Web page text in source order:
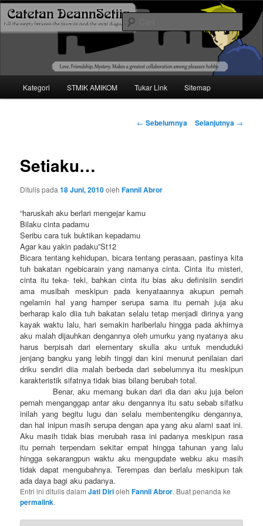
Catetan DS
Mari bermimpi dan ciptakan kehendak
Langsung
utama
Kategori STMIK AMIKOM Tukar Link Sitemap
Navigasi
← Sebelumnya Selanjutnya →
Setiaku…
Ditulis pada18 Juni, 2010olehFannil Abror
“haruskah aku berlari mengejar kamu
Bilaku cinta padamu
Seribu cara tuk buktikan kepadamu
Agar kau yakin padaku”St12
Bicara tentang kehidupan, bicara tentang perasaan, pastinya kita
tuh bakatan ngebicarain yang namanya cinta. Cinta itu misteri,
cinta itu teka- teki, bahkan cinta itu bias aku definisiin sendiri
ama musibah meskipun pada kenyataannya akupun pernah
ngelamin hal yang hamper serupa sama itu pernah juja aku
berharap kalo diia tuh bakatan selalu tetap menjadi dirinya yang
kayak waktu lalu, hari semakin hariberlalu hingga pada akhirnya
aku malah dijauhkan dengannya oleh umurku yang nyatanya aku
harus berpisah dari elementary skulla aku untuk menduduki
jenjang bangku yang lebih tinggi dan kini menurut penilaian dari
driku sendiri diia malah berbeda dari sebelumnya itu meskipun
karakteristik sifatnya tidak bias bilang berubah total.
Benar, aku memang bukan dari dia dan aku juja belon
pernah menganggap antar aku dengannya itu satu sebab sifatku
inilah yang begitu lugu dan selalu membentengiku dengannya,
dan hal inipun masih serupa dengan apa yang aku alami saat ini.
Aku masih tidak bias merubah rasa ini padanya meskipun rasa
itu pernah terpendam sekitar empat hingga tahunan yang lalu
hingga sekarangpun waktu aku mengupdate webku aku masih
tidak dapat mengubahnya. Terempas dan berlalu meskipun tak
ada daya bagi aku padanya.
Entri ini ditulis dalamJati DiriolehFannil Abror. Buat penanda ke
permalink.